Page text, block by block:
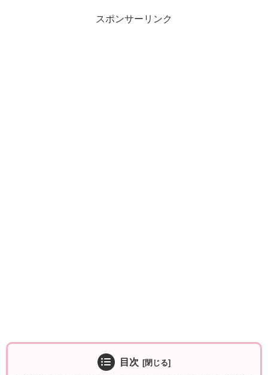
スポンサーリンク
目次